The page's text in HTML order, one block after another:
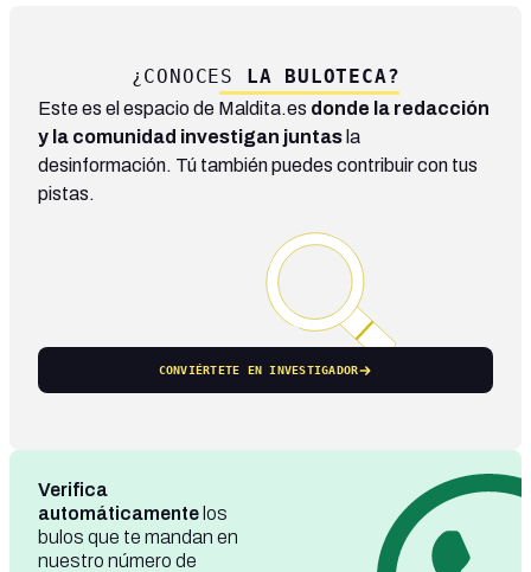
¿CONOCES LA BULOTECA?
Este es el espacio de Maldita.es donde la redacción
y la comunidad investigan juntas la
desinformación. Tú también puedes contribuir con tus
pistas.
CONVIÉRTETE EN INVESTIGADOR
Verifica
automáticamente los
bulos que te mandan en
nuestro número de